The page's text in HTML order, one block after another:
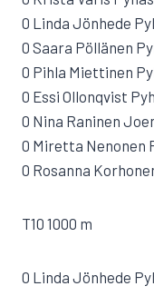
0 Linda Jönhede
0 Saara Pöllänen
0 Pihla Miettinen
0 Essi Ollonqvist
0 Nina Raninen
0 Miretta Nenonen
0 Rosanna
T10 1000 m
0 Linda Jönhede